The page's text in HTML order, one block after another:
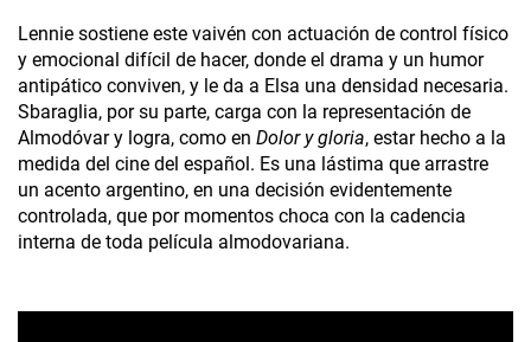
Lennie sostiene este vaivén con actuación de control físico
y emocional difícil de hacer, donde el drama y un humor
antipático conviven, y le da a Elsa una densidad necesaria.
Sbaraglia, por su parte, carga con la representación de
Almodóvar y logra, como en Dolor y gloria, estar hecho a la
medida del cine del español. Es una lástima que arrastre
un acento argentino, en una decisión evidentemente
controlada, que por momentos choca con la cadencia
interna de toda película almodovariana.